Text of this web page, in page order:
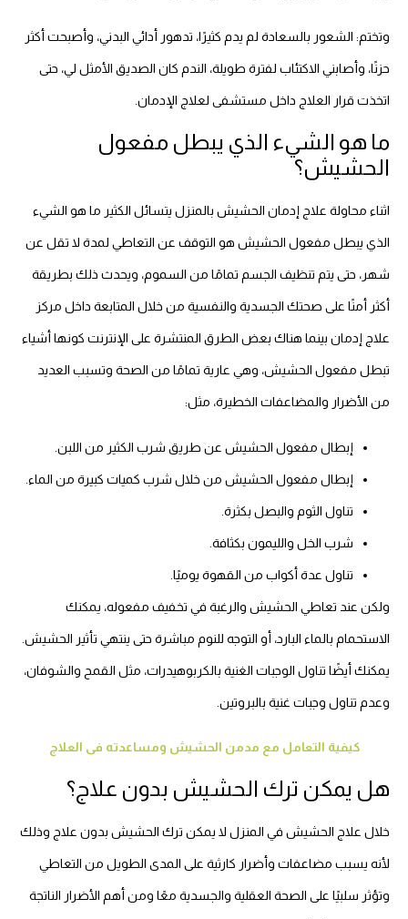
وتختم: الشعور بالسعادة لم يدم كثيرًا، تدهور أدائي البدني، وأصبحت أكثر
حزنًا، وأصابني الاكتئاب لفترة طويلة، الندم كان الصديق الأمثل لي، حتى
اتخذت قرار العلاج داخل مستشفى لعلاج الإدمان.
ما هو الشيء الذي يبطل مفعول
الحشيش؟
اثناء محاولة علاج إدمان الحشيش بالمنزل يتسائل الكثير ما هو الشيء
الذي يبطل مفعول الحشيش هو التوقف عن التعاطي لمدة لا تقل عن
شهر، حتى يتم تنظيف الجسم تمامًا من السموم، ويحدث ذلك بطريقة
أكثر أمنًا على صحتك الجسدية والنفسية من خلال المتابعة داخل مركز
علاج إدمان بينما هناك بعض الطرق المنتشرة على الإنترنت كونها أشياء
تبطل مفعول الحشيش، وهي عارية تمامًا من الصحة وتسبب العديد
من الأضرار والمضاعفات الخطيرة، مثل:
إبطال مفعول الحشيش عن طريق شرب الكثير من اللبن.
إبطال مفعول الحشيش من خلال شرب كميات كبيرة من الماء.
تناول الثوم والبصل بكثرة.
شرب الخل والليمون بكثافة.
تناول عدة أكواب من القهوة يوميًا.
ولكن عند تعاطي الحشيش والرغبة في تخفيف مفعوله، يمكنك
الاستحمام بالماء البارد، أو التوجه للنوم مباشرة حتى ينتهي تأثير الحشيش.
يمكنك أيضًا تناول الوجبات الغنية بالكربوهيدرات، مثل القمح والشوفان،
وعدم تناول وجبات غنية بالبروتين.
كيفية التعامل مع مدمن الحشيش ومساعدته فى العلاج
هل يمكن ترك الحشيش بدون علاج؟
خلال علاج الحشيش في المنزل لا يمكن ترك الحشيش بدون علاج وذلك
لأنه يسبب مضاعفات وأضرار كارثية على المدى الطويل من التعاطي
وتؤثر سلبيًا على الصحة العقلية والجسدية معًا ومن أهم الأضرار الناتجة